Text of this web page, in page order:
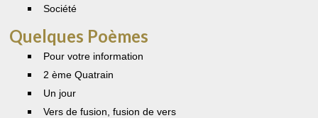
Société
Quelques Poèmes
Pour votre information
2 ème Quatrain
Un jour
Vers de fusion, fusion de vers